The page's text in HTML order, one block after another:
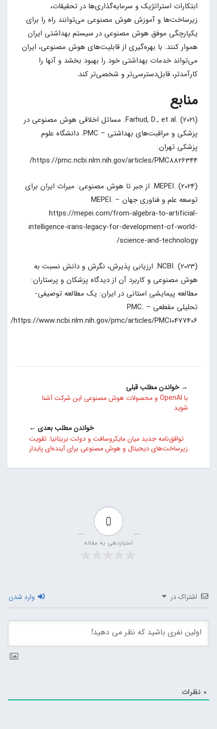
ابتکارات استراتژیک و سرمایه‌گذاری‌ها در تحقیقات،
زیرساخت‌ها و آموزش هوش مصنوعی می‌توانند راه را برای
یکپارچگی موفق هوش مصنوعی در سیستم بهداشتی ایران
هموار کنند. با بهره‌گیری از قابلیت‌های هوش مصنوعی، ایران
می‌تواند خدمات بهداشتی خود را بهبود بخشد و آنها را
کارآمدتر، قابل‌دسترسی‌تر و شخصی‌تر کند.
منابع
Farhud, D., et al. (2021). مسائل اخلاقی هوش مصنوعی در
پزشکی و مراقبت‌های بهداشتی – PMC. دانشگاه علوم
پزشکی تهران.
https://pmc.ncbi.nlm.nih.gov/articles/PMC8826344/
MEPEI. (2024). از جبر تا هوش مصنوعی: میراث ایران برای
توسعه علم و فناوری جهان – MEPEI.
https://mepei.com/from-algebra-to-artificial-
intelligence-irans-legacy-for-development-of-world-
science-and-technology/
NCBI. (2023). ارزیابی پذیرش، نگرش و دانش نسبت به
هوش مصنوعی و کاربرد آن از دیدگاه پزشکان و پرستاران:
مطالعه پیمایشی استانی در ایران: یک مطالعه توصیفی-
تحلیلی مقطعی – PMC.
https://www.ncbi.nlm.nih.gov/pmc/articles/PMC10477406/
→ خواندن مطلب قبلی
با OpenAI و محصولات هوش مصنوعی این شرکت آشنا
شوید
خواندن مطلب بعدی ←
توافق‌نامه جدید میان مایکروسافت و دولت بریتانیا: تقویت
زیرساخت‌های دیجیتال و هوش مصنوعی برای آینده‌ای پایدار
0
امتیازدهی به مقاله
اشتراک در وارد شدن
0 نظرات